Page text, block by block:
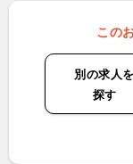
この
別の求人を
探す